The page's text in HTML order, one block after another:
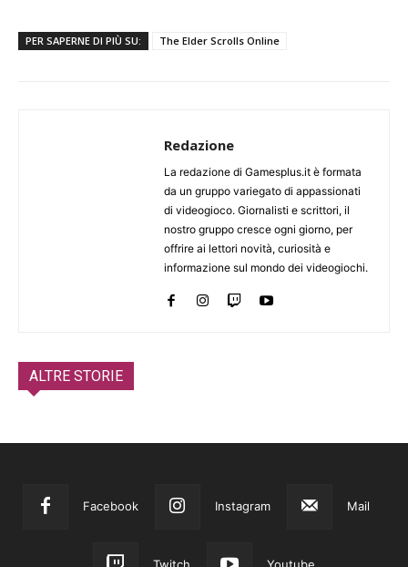
PER SAPERNE DI PIÙ SU: The Elder Scrolls Online
Redazione
La redazione di Gamesplus.it è formata
da un gruppo variegato di appassionati
di videogioco. Giornalisti e scrittori, il
nostro gruppo cresce ogni giorno, per
offrire ai lettori novità, curiosità e
informazione sul mondo dei videogiochi.
ALTRE STORIE
Facebook Instagram Mail
Twitch Youtube